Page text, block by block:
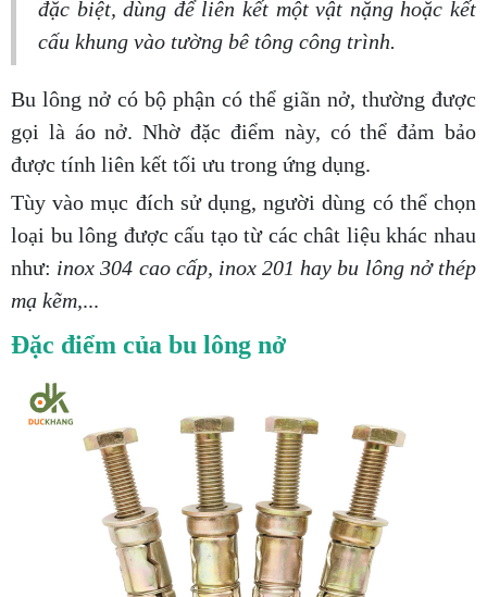
đặc biệt, dùng để liên kết một vật nặng hoặc kết
cấu khung vào tường bê tông công trình.
Bu lông nở có bộ phận có thể giãn nở, thường được
gọi là áo nở. Nhờ đặc điểm này, có thể đảm bảo
được tính liên kết tối ưu trong ứng dụng.
Tùy vào mục đích sử dụng, người dùng có thể chọn
loại bu lông được cấu tạo từ các chât liệu khác nhau
như: inox 304 cao cấp, inox 201 hay bu lông nở thép
mạ kẽm,...
Đặc điểm của bu lông nở